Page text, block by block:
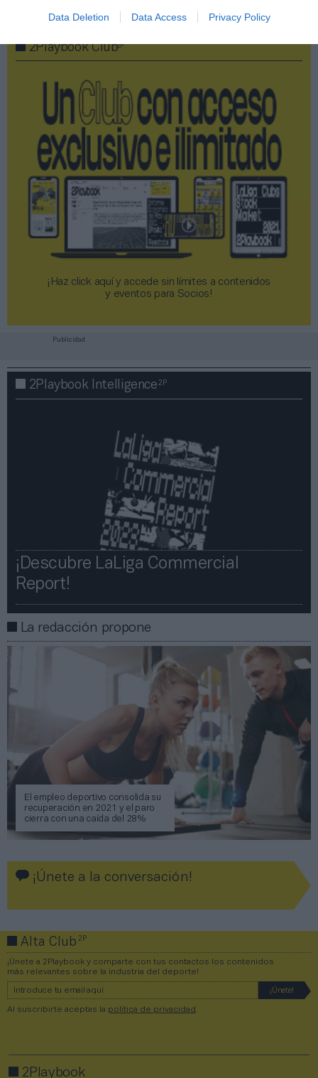
Data Deletion Data Access Privacy Policy
2Playbook Club2P
¡Haz click aquí y accede sin límites a contenidos
y eventos para Socios!​​​​​​​
Publicidad
2Playbook Intelligence2P
¡Descubre LaLiga Commercial
Report!​​
La redacción propone
El empleo deportivo consolida su
recuperación en 2021 y el paro
cierra con una caída del 28%
¡Únete a la conversación!
Alta Club2P
¡Únete a 2Playbook y comparte con tus contactos los contenidos
más relevantes sobre la industria del deporte!
Al suscribirte aceptas la política de privacidad
2Playbook